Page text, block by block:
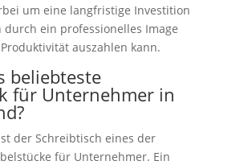
um eine langfristige Investition
durch ein professionelles Image
auszahlen kann.
beliebteste
für Unternehmer in
der Schreibtisch eines der
für Unternehmer. Ein